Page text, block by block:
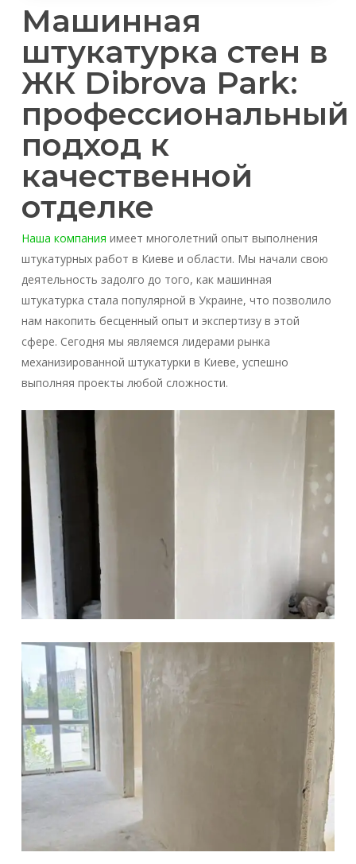
Машинная
штукатурка стен в
ЖК Dibrova Park:
профессиональный
подход к
качественной
отделке
Наша компания имеет многолетний опыт выполнения
штукатурных работ в Киеве и области. Мы начали свою
деятельность задолго до того, как машинная
штукатурка стала популярной в Украине, что позволило
нам накопить бесценный опыт и экспертизу в этой
сфере. Сегодня мы являемся лидерами рынка
механизированной штукатурки в Киеве, успешно
выполняя проекты любой сложности.